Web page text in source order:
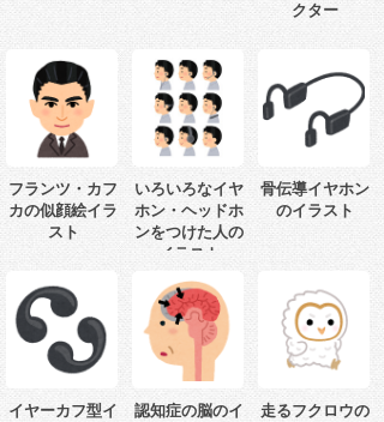
クター
フランツ・カフ
カの似顔絵イラ
スト
いろいろなイヤ
ホン・ヘッドホ
ンをつけた人の
イラスト
骨伝導イヤホン
のイラスト
イヤーカフ型イ
認知症の脳のイ
走るフクロウの